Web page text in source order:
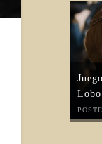
Lobo